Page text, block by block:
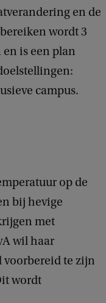
en de
wordt 3
is een plan
campus.
op de
bij hevige
met
wil haar
voorbereid te zijn
wordt